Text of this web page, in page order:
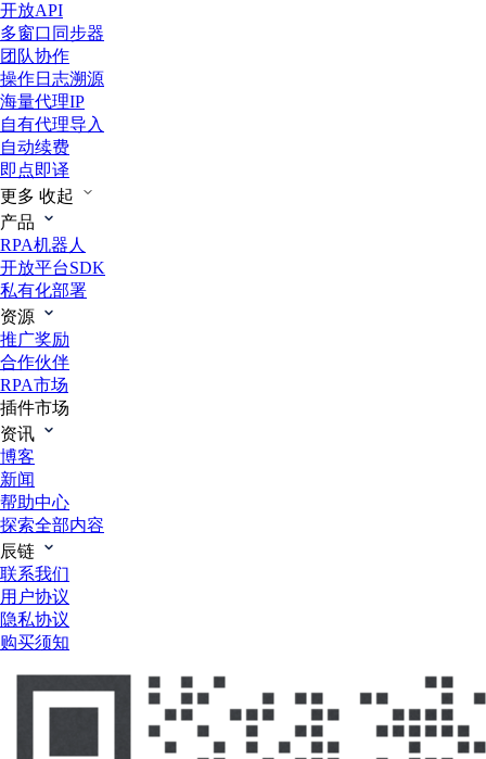
开放API
多窗口同步器
团队协作
操作日志溯源
海量代理IP
自有代理导入
自动续费
即点即译
更多 收起
产品
RPA机器人
开放平台SDK
私有化部署
资源
推广奖励
合作伙伴
RPA市场
插件市场
资讯
博客
新闻
帮助中心
探索全部内容
辰链
联系我们
用户协议
隐私协议
购买须知